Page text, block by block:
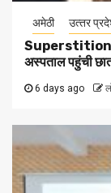
अमेठी उत्‍तर
Superstition :
अस्पताल पहुंची
6 days ago